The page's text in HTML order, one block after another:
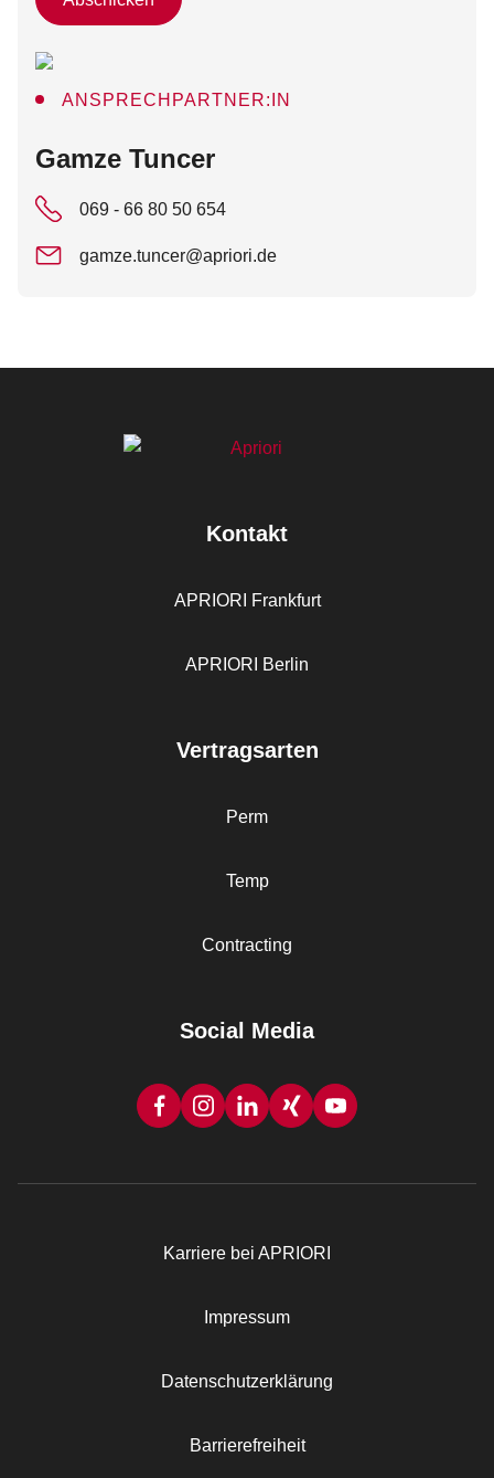
ANSPRECHPARTNER:IN
:
Gamze Tuncer
069 - 66 80 50 654
gamze.tuncer@apriori.de
Kontakt
APRIORI Frankfurt
APRIORI Berlin
Vertragsarten
Perm
Temp
Contracting
Social Media
Karriere bei APRIORI
Impressum
Datenschutzerklärung
Barrierefreiheit